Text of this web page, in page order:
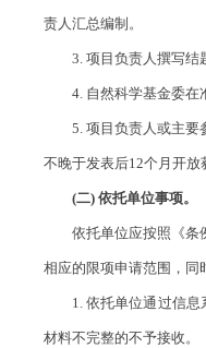
责人汇总编制。
3. 项目负责人撰写结题
4. 自然科学基金委在准
5. 项目负责人或主要参
不晚于发表后12个月开放
(二) 依托单位事项。
依托单位应按照《条
相应的限项申请范围，同
1. 依托单位通过信息系
材料不完整的不予接收。